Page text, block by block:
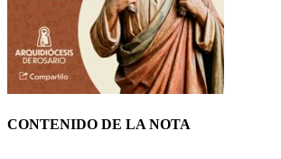
CONTENIDO DE LA NOTA